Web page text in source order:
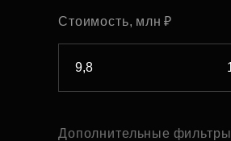
Стоимость, млн ₽
Дополнительные фильтры